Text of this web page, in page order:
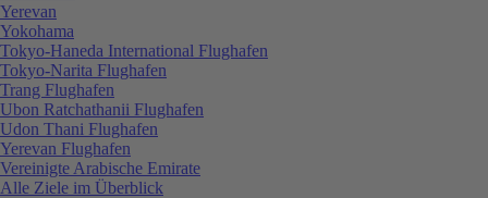
Yerevan
Yokohama
Tokyo-Haneda International Flughafen
Tokyo-Narita Flughafen
Trang Flughafen
Ubon Ratchathanii Flughafen
Udon Thani Flughafen
Yerevan Flughafen
Vereinigte Arabische Emirate
Alle Ziele im Überblick